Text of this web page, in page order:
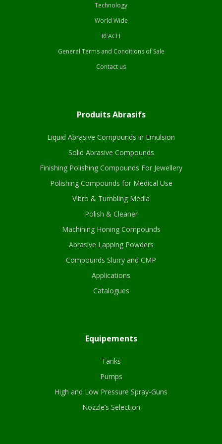
Technology
World Wide
REACH
General Terms and Conditions of Sale
Contact us
Produits Abrasifs
Liquid Abrasive Compounds in Emulsion
Solid Abrasive Compounds
Finishing Polishing Compounds For Jewellery
Polishing Compounds for Medical Use
Vibro & Tumbling Media
Polish & Cleaner
Machining Honing Compounds
Abrasive Lapping Powders
Compounds Slurry and CMP
Applications
Catalogues
Equipements
Tanks
Pumps
High and Low Pressure Spray-Guns
Nozzle’s Selection